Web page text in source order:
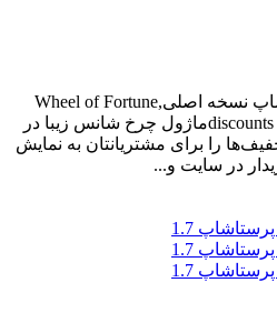
ماژول چرخ شانس در پرستاشاپ نسخه اصلیWheel of Fortune,
discounts and gifts to customers Moduleماژول چرخ شانس زیبا در
را برای مشتریانتان به نمایش
در سایت و...